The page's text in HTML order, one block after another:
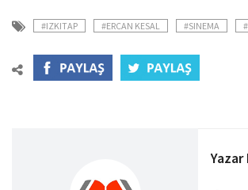
#IZKITAP #ERCAN KESAL #SINEMA
Yazar